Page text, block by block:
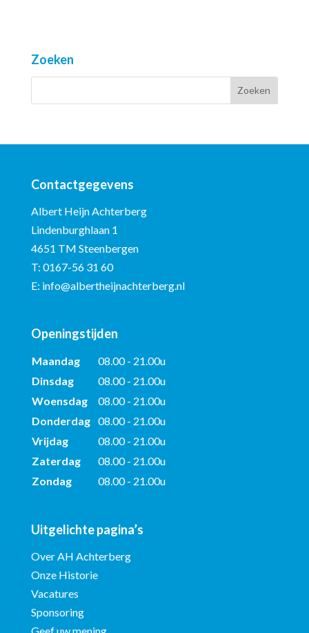
Zoeken
Contactgegevens
Albert Heijn Achterberg
Lindenburghlaan 1
4651 TM Steenbergen
T: 0167-56 31 60
E: info@albertheijnachterberg.nl
Openingstijden
Maandag
08.00 - 21.00u
Dinsdag
08.00 - 21.00u
Woensdag
08.00 - 21.00u
Donderdag 08.00 - 21.00u
Vrijdag
08.00 - 21.00u
Zaterdag
08.00 - 21.00u
Zondag
08.00 - 21.00u
Uitgelichte pagina’s
Over AH Achterberg
Onze Historie
Vacatures
Sponsoring